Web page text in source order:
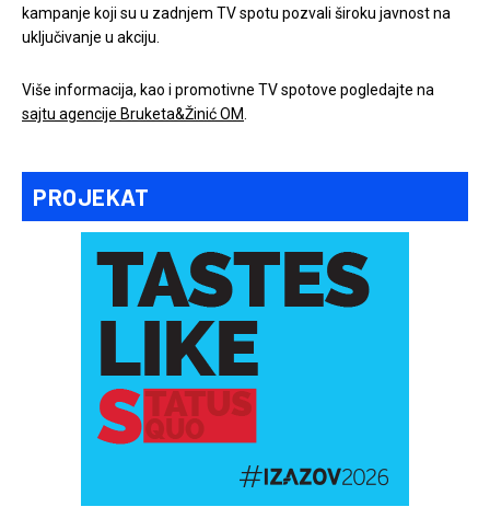
PROJEKAT
kampanje koji su u zadnjem TV spotu pozvali široku javnost na
uključivanje u akciju.
Više informacija, kao i promotivne TV spotove pogledajte na
sajtu agencije Bruketa&Žinić OM